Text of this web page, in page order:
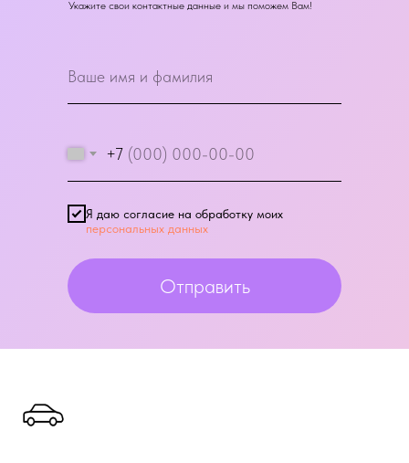
+7
Я даю согласие на обработку моих
персональных данных
Отправить
Укажите свои контактные данные и мы поможем Вам!